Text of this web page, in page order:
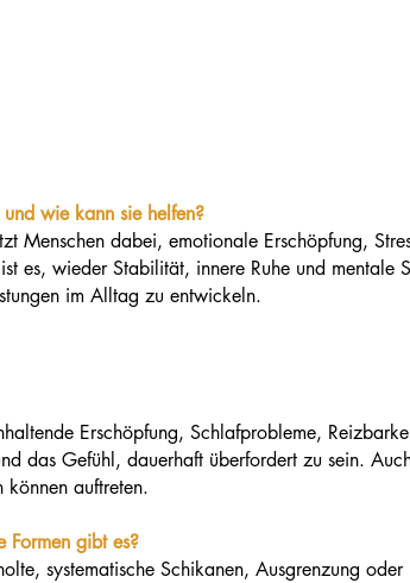
wie kann sie helfen?
Menschen dabei, emotionale Erschöpfung,
es, wieder Stabilität, innere Ruhe und mentale
im Alltag zu entwickeln.
Erschöpfung, Schlafprobleme,
das Gefühl, dauerhaft überfordert zu sein.
auftreten.
gibt es?
systematische Schikanen, Ausgrenzung